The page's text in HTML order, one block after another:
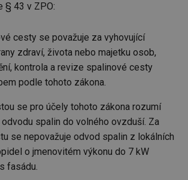
§ 43 v ZPO:
cesty se považuje za vyhovující
zdraví, života nebo majetku osob,
kontrola a revize spalinové cesty
podle tohoto zákona.
se pro účely tohoto zákona rozumí
odvodu spalin do volného ovzduší. Za
se nepovažuje odvod spalin z lokálních
o jmenovitém výkonu do 7 kW
fasádu.